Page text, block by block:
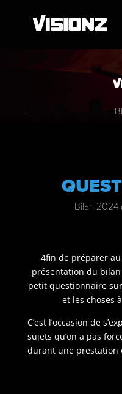
Bilan 2024
4fin de préparer
présentation du
petit questionnaire
et les choses
C’est l’occasion de
sujets qu’on a pas
durant une prestation